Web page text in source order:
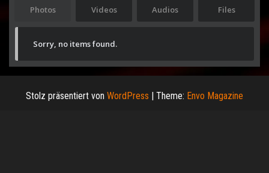
Photos Videos Audios Files
Sorry, no items found.
Stolz präsentiert von WordPress | Theme: Envo Magazine